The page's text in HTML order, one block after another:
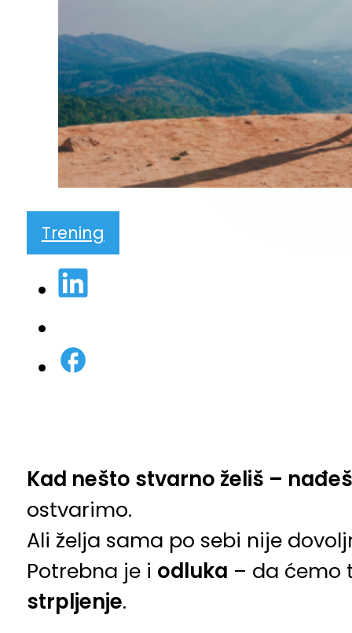
Trening
Kad nešto stvarno želiš –
ostvarimo.
Ali želja sama po sebi nije
Potrebna je i odluka – da ćemo
strpljenje.